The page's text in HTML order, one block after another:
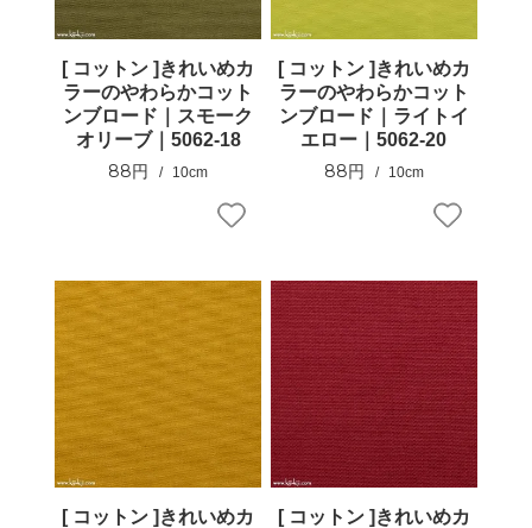
[ コットン ]きれいめカ
ラーのやわらかコット
ンブロード｜スモーク
オリーブ｜5062-18
88円 10cm
[ コットン ]きれいめカ
ラーのやわらかコット
ンブロード｜ライトイ
エロー｜5062-20
88円 10cm
[ コットン ]きれいめカ
[ コットン ]きれいめカ